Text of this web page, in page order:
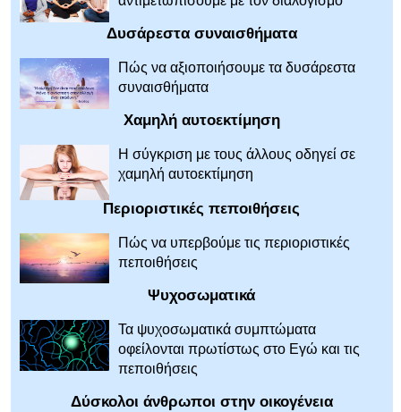
Δυσάρεστα συναισθήματα
Πώς να αξιοποιήσουμε τα δυσάρεστα
συναισθήματα
Χαμηλή αυτοεκτίμηση
Η σύγκριση με τους άλλους οδηγεί σε
χαμηλή αυτοεκτίμηση
Περιοριστικές πεποιθήσεις
Πώς να υπερβούμε τις περιοριστικές
πεποιθήσεις
Ψυχοσωματικά
Τα ψυχοσωματικά συμπτώματα
οφείλονται πρωτίστως στο Εγώ και τις
πεποιθήσεις
Δύσκολοι άνθρωποι στην οικογένεια